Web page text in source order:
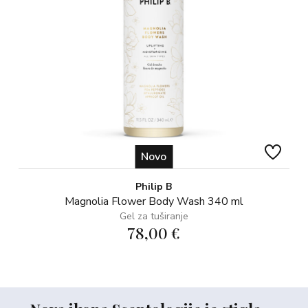
Novo
Philip B
Magnolia Flower Body Wash 340 ml
Gel za tuširanje
78,00 €